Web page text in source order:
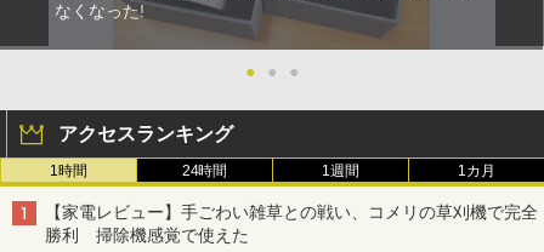
なくなった!
● ● ●
アクセスランキング
1時間 24時間 1週間 1カ月
【家電レビュー】手ごわい雑草との戦い、コメリの草刈機で完全
勝利 掃除機感覚で使えた